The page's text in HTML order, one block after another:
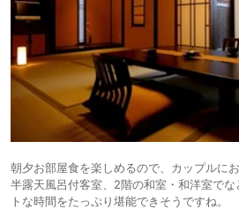
朝夕お部屋食を楽しめるので、カップルに
半露天風呂付客室、2階の和室・和洋室で
トな時間をたっぷり堪能できそうですね。